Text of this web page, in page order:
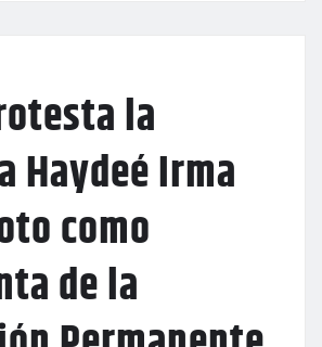
la
Haydeé Irma
como
de la